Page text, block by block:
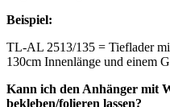
Beispiel:
TL-AL 2513/135 = Tieflader
130cm Innenlänge und einem
Kann ich den Anhänger mit
bekleben/folieren lassen?